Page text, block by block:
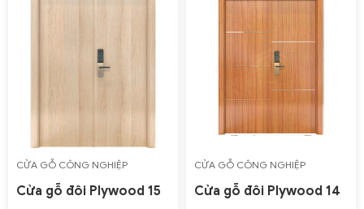
CỬA GỖ CÔNG NGHIỆP
PLYWOOD
Cửa gỗ đôi Plywood 15
CỬA GỖ CÔNG NGHIỆP
PLYWOOD
Cửa gỗ đôi Plywood 14